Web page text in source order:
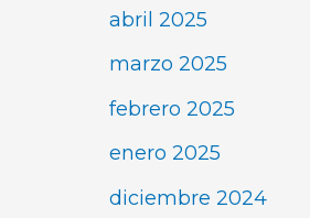
abril 2025
marzo 2025
febrero 2025
enero 2025
diciembre 2024